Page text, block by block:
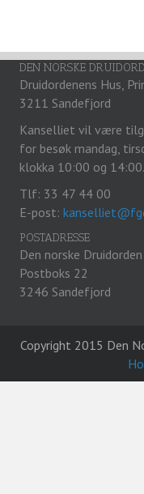
DEN NORSKE
Druidordenens Hus,
3211 Sandefjord
Kanselliet vil være
for besøk mandag,
klokka 10:00 og
Tlf: 33 47 44 00
E-post:
POSTADRESSE
Den norske Druidorden
Postboks 22
3246 Sandefjord
Copyright 2015 Den